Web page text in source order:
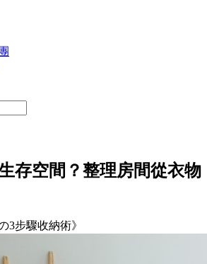
存空間？整理房間從衣物
3步驟收納術》